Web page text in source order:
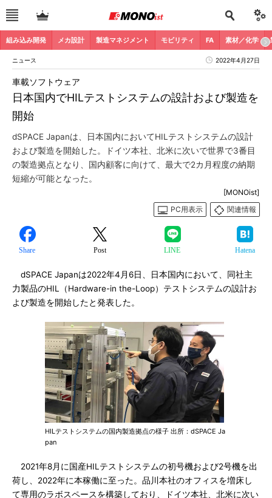
組み込み開発 メカ設計 製造マネジメント モビリティ FA 素材／化学
ニュース 2022年4月27日
日本国内でHILテストシステムの設計および製造を
開始
車載ソフトウェア
dSPACE Japanは、日本国内においてHILテストシステムの設計
および製造を開始した。ドイツ本社、北米に次いで世界で3番目
の製造拠点となり、国内顧客に向けて、最大で2カ月程度の納期
短縮が可能となった。
[MONOist]
PC用表示
関連情報
Share Post LINE Hatena
dSPACE Japanは2022年4月6日、日本国内において、同社主
力製品のHIL（Hardware-in the-Loop）テストシステムの設計お
よび製造を開始したと発表した。
HILテストシステムの国内製造拠点の様子 出所：dSPACE Ja
pan
2021年8月に国産HILテストシステムの初号機および2号機を出
荷し、2022年に本稼働に至った。品川本社のオフィスを増床し
て専用のラボスペースを構築しており、ドイツ本社、北米に次い